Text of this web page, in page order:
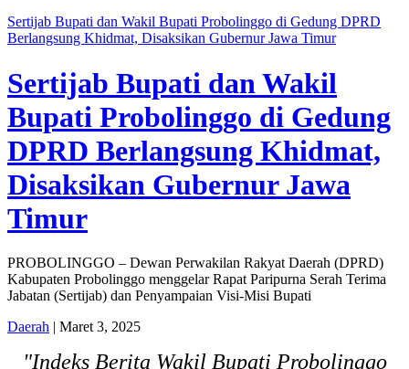
Sertijab Bupati dan Wakil Bupati Probolinggo di Gedung DPRD
Berlangsung Khidmat, Disaksikan Gubernur Jawa Timur
Sertijab Bupati dan Wakil
Bupati Probolinggo di Gedung
DPRD Berlangsung Khidmat,
Disaksikan Gubernur Jawa
Timur
PROBOLINGGO – Dewan Perwakilan Rakyat Daerah (DPRD)
Kabupaten Probolinggo menggelar Rapat Paripurna Serah Terima
Jabatan (Sertijab) dan Penyampaian Visi-Misi Bupati
Daerah | Maret 3, 2025
"Indeks Berita Wakil Bupati Probolinggo